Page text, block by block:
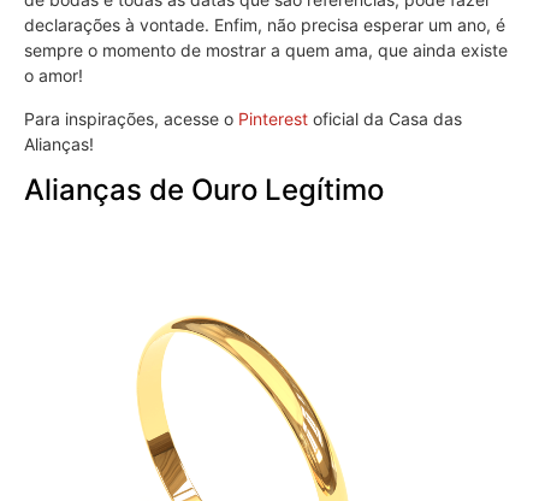
declarações à vontade. Enfim, não precisa esperar um ano, é
sempre o momento de mostrar a quem ama, que ainda existe
o amor!
Para inspirações, acesse o Pinterest oficial da Casa das
Alianças!
Alianças de Ouro Legítimo